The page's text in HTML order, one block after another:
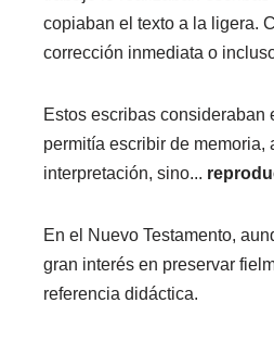
copiaban el texto a la ligera.
corrección inmediata o
Estos escribas consideraban
permitía escribir de
interpretación, sino...
En el Nuevo Testamento,
gran interés en preservar
referencia didáctica.